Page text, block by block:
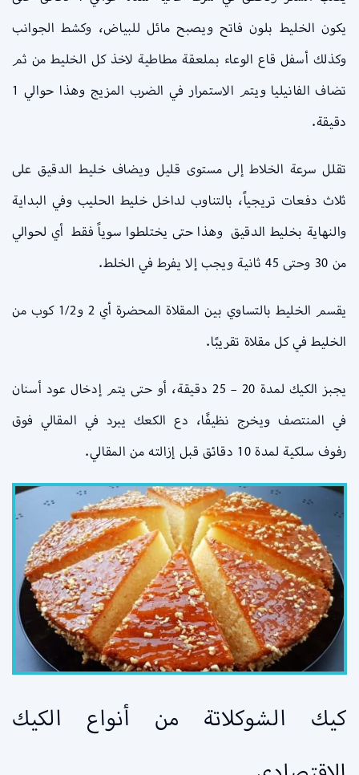
يكون الخليط بلون فاتح ويصبح مائل للبياض، وكشط الجوانب
وكذلك أسفل قاع الوعاء بملعقة مطاطية لاخذ كل الخليط من ثم
تضاف الفانيليا ويتم الاستمرار في الضرب المزيج وهذا حوالي 1
دقيقة.
تقلل سرعة الخلاط إلى مستوى قليل ويضاف خليط الدقيق على
ثلاث دفعات تريجياً، بالتناوب لداخل خليط الحليب وفي البداية
والنهاية بخليط الدقيق وهذا حتى يختلطوا سوياً فقط أي لحوالي
من 30 وحتى 45 ثانية ويجب إلا يفرط في الخلط.
يقسم الخليط بالتساوي بين المقلاة المحضرة أي 2 و1/2 كوب من
الخليط في كل مقلاة تقريبًا.
يجبز الكيك لمدة 20 – 25 دقيقة، أو حتى يتم إدخال عود أسنان
في المنتصف ويخرج نظيفًا، دع الكعك يبرد في المقالي فوق
رفوف سلكية لمدة 10 دقائق قبل إزالته من المقالي.
كيك الشوكلاتة من أنواع الكيك